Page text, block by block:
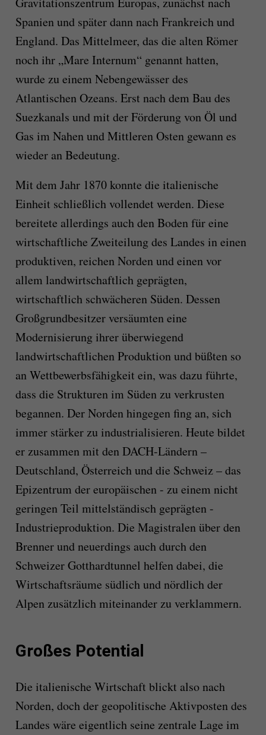
Spanien und später dann nach Frankreich und
England. Das Mittelmeer, das die alten Römer
noch ihr „Mare Internum“ genannt hatten,
wurde zu einem Nebengewässer des
Atlantischen Ozeans. Erst nach dem Bau des
Suezkanals und mit der Förderung von Öl und
Gas im Nahen und Mittleren Osten gewann es
wieder an Bedeutung.
Mit dem Jahr 1870 konnte die italienische
Einheit schließlich vollendet werden. Diese
bereitete allerdings auch den Boden für eine
wirtschaftliche Zweiteilung des Landes in einen
produktiven, reichen Norden und einen vor
allem landwirtschaftlich geprägten,
wirtschaftlich schwächeren Süden. Dessen
Großgrundbesitzer versäumten eine
Modernisierung ihrer überwiegend
landwirtschaftlichen Produktion und büßten so
an Wettbewerbsfähigkeit ein, was dazu führte,
dass die Strukturen im Süden zu verkrusten
begannen. Der Norden hingegen fing an, sich
immer stärker zu industrialisieren. Heute bildet
er zusammen mit den DACH-Ländern –
Deutschland, Österreich und die Schweiz – das
Epizentrum der europäischen - zu einem nicht
geringen Teil mittelständisch geprägten -
Industrieproduktion. Die Magistralen über den
Brenner und neuerdings auch durch den
Schweizer Gotthardtunnel helfen dabei, die
Wirtschaftsräume südlich und nördlich der
Alpen zusätzlich miteinander zu verklammern.
Großes Potential
Die italienische Wirtschaft blickt also nach
Norden, doch der geopolitische Aktivposten des
Landes wäre eigentlich seine zentrale Lage im